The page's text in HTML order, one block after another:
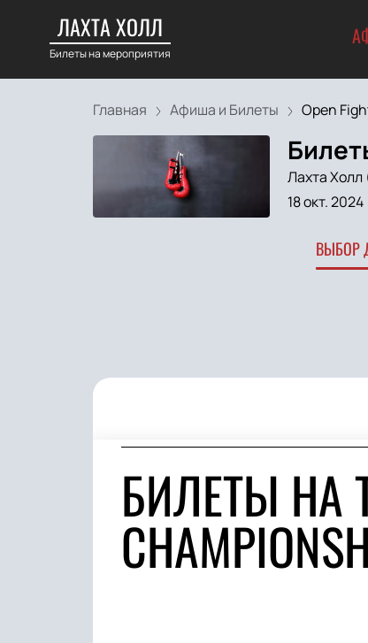
ЛАХТА ХОЛЛ
Билеты на мероприятия
Главная Афиша и Билеты Open
Лахта
18 окт. 2024
ВЫБОР
БИЛЕТЫ НА